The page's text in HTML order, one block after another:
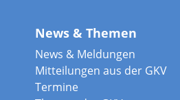
News & Themen
News & Meldungen
Mitteilungen aus der GKV
Termine